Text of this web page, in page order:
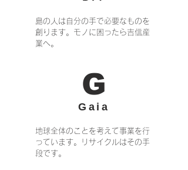
島の人は自分の手で必要なものを
創ります。モノに困ったら吉信産
業へ。
G
Gaia
地球全体のことを考えて事業を行
っています。リサイクルはその手
段です。